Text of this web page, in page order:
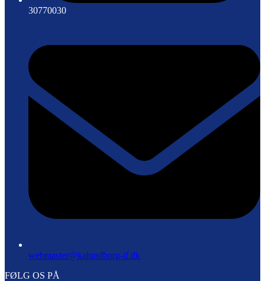
30770030
webmaster@kalundborg-if.dk
FØLG OS PÅ